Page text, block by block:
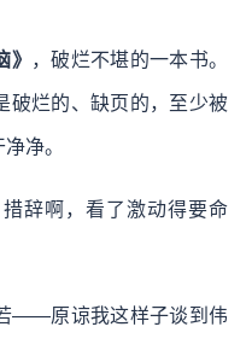
》 ，破烂不堪的一本书。
破烂的、缺页的，至少被
净。
辞啊，看了激动得要命
——原谅我这样子谈到伟